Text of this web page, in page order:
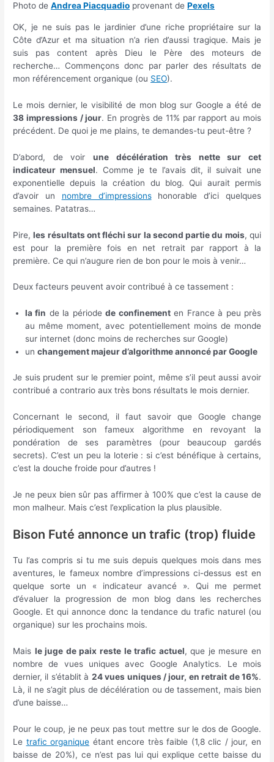
Photo deAndrea Piacquadio provenant dePexels
OK, je ne suis pas le jardinier d’une riche propriétaire sur la
Côte d’Azur et ma situation n’a rien d’aussi tragique. Mais je
suis pas content après Dieu le Père des moteurs de
recherche… Commençons donc par parler des résultats de
mon référencement organique (ou SEO).
Le mois dernier, le visibilité de mon blog sur Google a été de
38 impressions / jour. En progrès de 11% par rapport au mois
précédent. De quoi je me plains, te demandes-tu peut-être ?
D’abord, de voir une décélération très nette sur cet
indicateur mensuel. Comme je te l’avais dit, il suivait une
exponentielle depuis la création du blog. Qui aurait permis
d’avoir un nombre d’impressionshonorable d’ici quelques
semaines. Patatras…
Pire,les résultats ont fléchi sur la second partie du mois, qui
est pour la première fois en net retrait par rapport à la
première. Ce qui n’augure rien de bon pour le mois à venir…
Deux facteurs peuvent avoir contribué à ce tassement :
la fin de la périodede confinementen France à peu près
au même moment, avec potentiellement moins de monde
sur internet (donc moins de recherches sur Google)
unchangement majeur d’algorithme annoncé par Google
Je suis prudent sur le premier point, même s’il peut aussi avoir
contribué a contrario aux très bons résultats le mois dernier.
Concernant le second, il faut savoir que Google change
périodiquement son fameux algorithme en revoyant la
pondération de ses paramètres (pour beaucoup gardés
secrets). C’est un peu la loterie : si c’est bénéfique à certains,
c’est la douche froide pour d’autres !
Je ne peux bien sûr pas affirmer à 100% que c’est la cause de
mon malheur. Mais c’est l’explication la plus plausible.
Bison Futé annonce un trafic (trop) fluide
Tu l’as compris si tu me suis depuis quelques mois dans mes
aventures, le fameux nombre d’impressions ci-dessus est en
quelque sorte un « indicateur avancé ». Qui me permet
d’évaluer la progression de mon blog dans les recherches
Google. Et qui annonce donc la tendance du trafic naturel (ou
organique) sur les prochains mois.
Mais le juge de paix reste le trafic actuel, que je mesure en
nombre de vues uniques avec Google Analytics. Le mois
dernier, il s’établit à 24 vues uniques / jour, en retrait de 16%.
Là, il ne s’agit plus de décélération ou de tassement, mais bien
d’une baisse…
Pour le coup, je ne peux pas tout mettre sur le dos de Google.
Le trafic organique étant encore très faible (1,8 clic / jour, en
baisse de 20%), ce n’est pas lui qui explique cette baisse du